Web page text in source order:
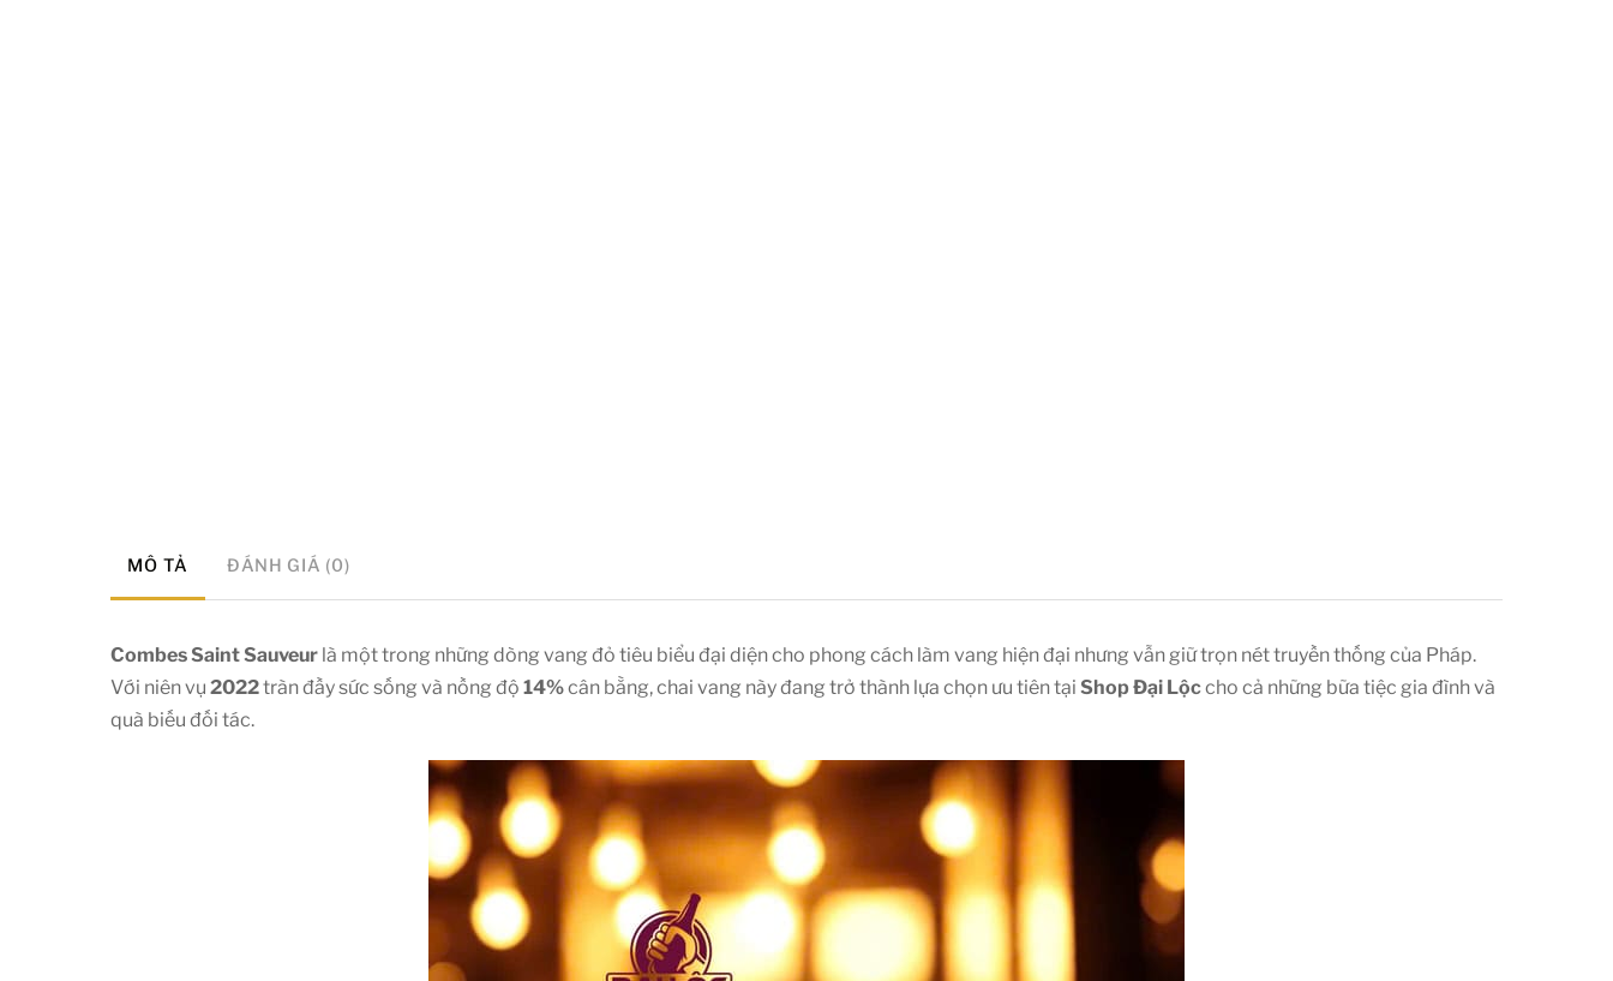
MÔ TẢ ĐÁNH GIÁ (0)
Combes Saint Sauveur là một trong những dòng vang đỏ tiêu biểu đại diện cho phong cách làm vang hiện đại nhưng vẫn giữ trọn nét truyền thống của Pháp.
Với niên vụ 2022tràn đầy sức sống và nồng độ 14%cân bằng, chai vang này đang trở thành lựa chọn ưu tiên tại Shop Đại Lộccho cả những bữa tiệc gia đình và
quà biếu đối tác.